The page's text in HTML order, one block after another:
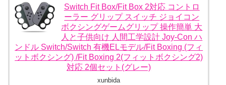
Switch Fit Box/Fit Box 2対応 コントロ
ーラー グリップ スイッチ ジョイコン
ボクシングゲームグリップ 操作簡単 大
人と子供向け 人間工学設計 Joy-Con ハ
ンドル Switch/Switch 有機ELモデル/Fit Boxing (フィ
ットボクシング) /Fit Boxing 2(フィットボクシング2)
対応 2個セット(グレー)
xunbida